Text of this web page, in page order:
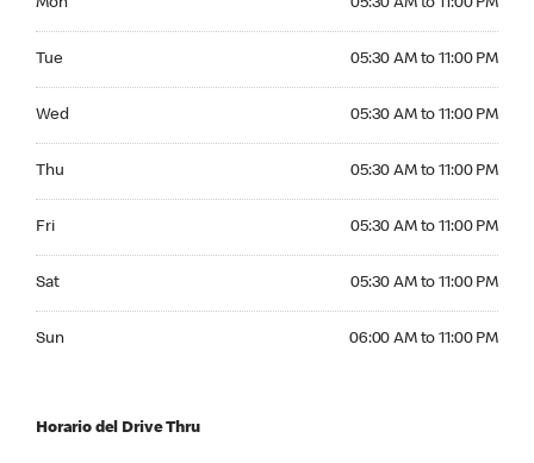
Mon 05:30 AM to 11:00 PM
Tue 05:30 AM to 11:00 PM
Wed 05:30 AM to 11:00 PM
Thu 05:30 AM to 11:00 PM
Fri 05:30 AM to 11:00 PM
Sat 05:30 AM to 11:00 PM
Sun 06:00 AM to 11:00 PM
Horario del Drive Thru